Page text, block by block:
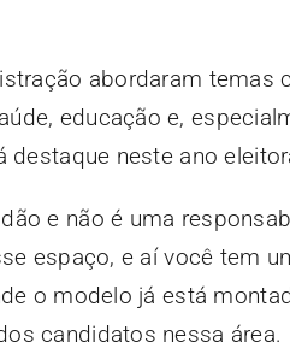
abordaram temas
educação e,
destaque neste ano
e não é uma
espaço, e aí você tem
o modelo já está
candidatos nessa área.